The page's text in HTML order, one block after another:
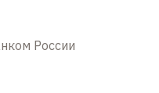
России